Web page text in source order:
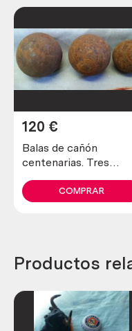
Balas de cañón
centenarias. Tres
unidades. Centennial
cannonball
120 €
COMPRAR
Productos